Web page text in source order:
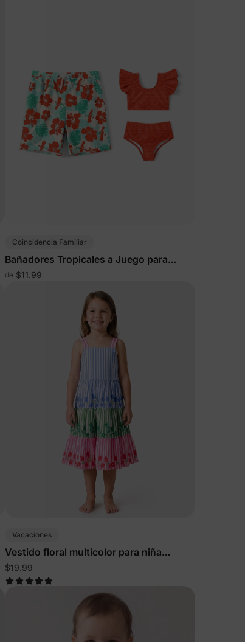
Coincidencia Familiar
Bañadores Tropicales a Juego para
Familia en Naranja
de $11.99
Vacaciones
Vestido floral multicolor para niña
pequeña
$19.99